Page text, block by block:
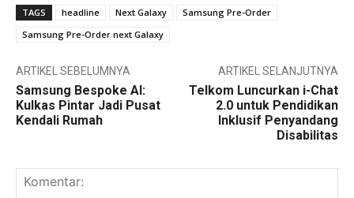
TAGS headline Next Galaxy
Samsung Pre-Order
Samsung Pre-Order next Galaxy
ARTIKEL SEBELUMNYA
Samsung Bespoke AI:
Kulkas Pintar Jadi Pusat
Kendali Rumah
ARTIKEL SELANJUTNYA
Telkom Luncurkan i-Chat
2.0 untuk Pendidikan
Inklusif Penyandang
Disabilitas